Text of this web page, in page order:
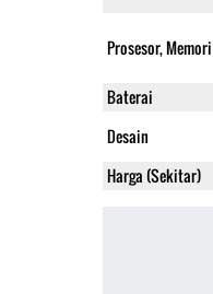
Prosesor, Memori
Baterai
Desain
Harga (Sekitar)